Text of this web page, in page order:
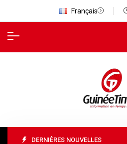
Français
DERNIÈRES NOUVELLES